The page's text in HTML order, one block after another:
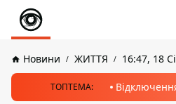
Новини ЖИТТЯ 16:47, 18
ТОПТЕМА: